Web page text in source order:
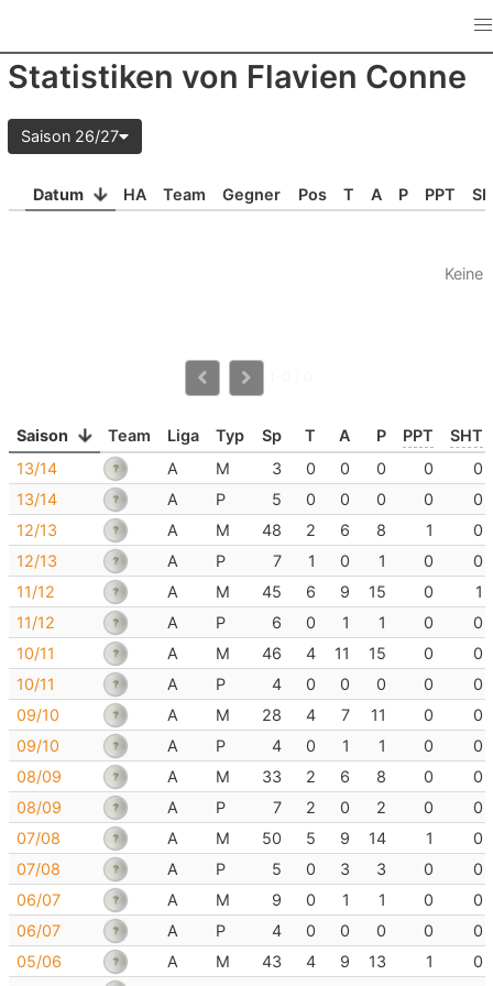
Statistiken von Flavien Conne
Saison 26/27
Datum HA Team Gegner Pos T A P PPT
Keine
Saison Team Liga Typ Sp T A P PPT
SHT
13/14
A M 3 0 0 0 0
0
13/14
A P 5 0 0 0 0
0
12/13
A M 48 2 6 8 1
0
12/13
A P 7 1 0 1 0
0
11/12
A M 45 6 9 15 0
1
11/12
A P 6 0 1 1 0
0
10/11
A M 46 4 11 15 0
0
10/11
A P 4 0 0 0 0
0
09/10
A M 28 4 7 11 0
0
09/10
A P 4 0 1 1 0
0
08/09
A M 33 2 6 8 0
0
08/09
A P 7 2 0 2 0
0
07/08
A M 50 5 9 14 1
0
07/08
A P 5 0 3 3 0
0
06/07
A M 9 0 1 1 0
0
06/07
A P 4 0 0 0 0
0
05/06
A M 43 4 9 13 1
0